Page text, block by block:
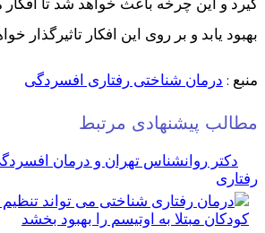
گیرد و این چرخه باعث خواهد شد تا
بهبود یابد و بر روی این افکار تاثیرگذار
منبع : درمان شناختی رفتاری افسردگی
مطالب پیشنهادی مرتبط
دکتر روانشناس تهران و درمان
رفتاری